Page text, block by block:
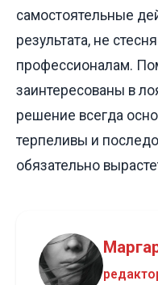
самостоятельные
результата, не
профессионалам.
заинтересованы в
решение всегда
терпеливы и
обязательно